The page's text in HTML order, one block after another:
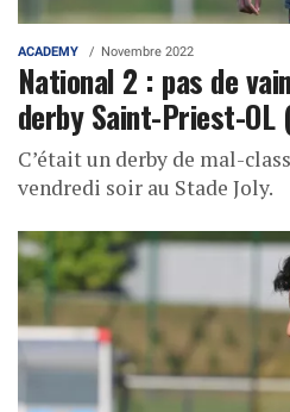
ACADEMY Novembre 2022
National 2 : pas de
derby Saint-Priest-OL
C’était un derby de mal-
vendredi soir au Stade Joly.